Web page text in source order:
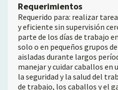
Requerimientos
Requerido para: realizar
y eficiente sin supervisión
parte de los días de trabajo
solo o en pequeños grupos
aisladas durante largos
manejar y cuidar caballos en
la seguridad y la salud del
de trabajo, los caballos y el